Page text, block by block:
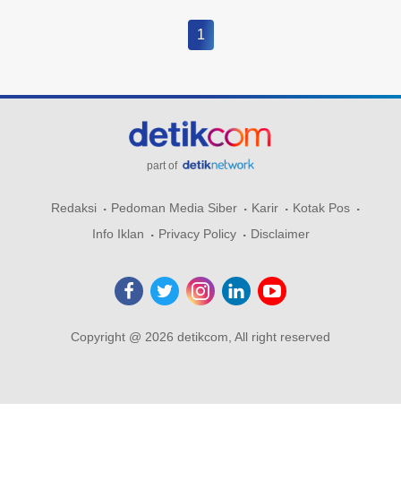
1
part of
Redaksi Pedoman Media Siber Karir
Kotak Pos
Info Iklan
Privacy Policy Disclaimer
Copyright @ 2026 detikcom, All right reserved